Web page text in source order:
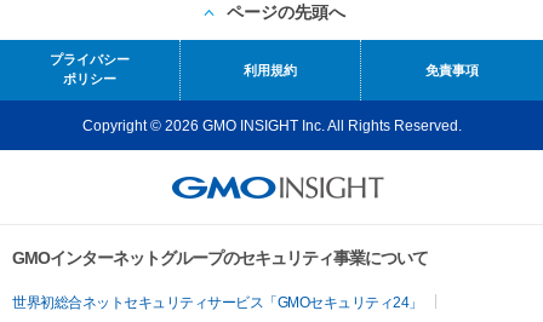
ページの先頭へ
プライバシー
ポリシー
利用規約 免責事項
Copyright © 2026 GMO INSIGHT Inc. All Rights Reserved.
GMOインターネットグループのセキュリティ事業について
世界初総合ネットセキュリティサービス「GMOセキュリティ24」